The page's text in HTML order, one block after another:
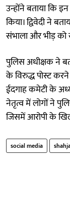
उन्होंने बताया कि
किया। द्विवेदी ने
संभाला और भीड़
पुलिस अधीक्षक ने
के विरुद्ध पोस्ट
ईदगाह कमेटी के
नेतृत्व में लोगों ने
जिसमें आरोपी के
social media